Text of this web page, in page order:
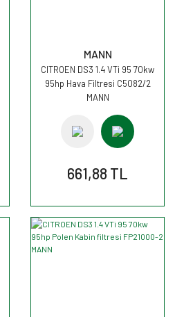
MANN
CITROEN DS3 1.4 VTi 95 70kw
95hp Hava Filtresi C5082/2
MANN
661,88 TL